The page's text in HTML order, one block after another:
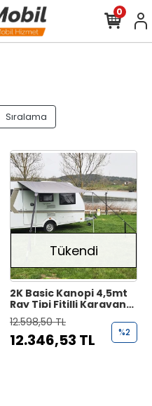
0
Sıralama
Tükendi
2K Basic Kanopi 4,5mt
Ray Tipi Fitilli Karavan
Tente
12.598,50 TL
12.346,53 TL %2